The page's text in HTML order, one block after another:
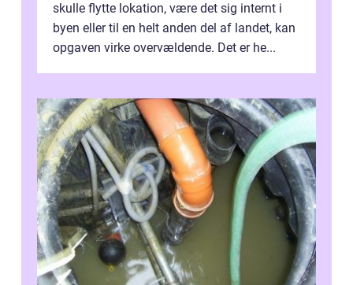
skulle flytte lokation, være det sig internt i
byen eller til en helt anden del af landet, kan
opgaven virke overvældende. Det er he...